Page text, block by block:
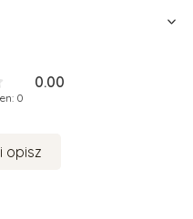
0.00
0
opisz